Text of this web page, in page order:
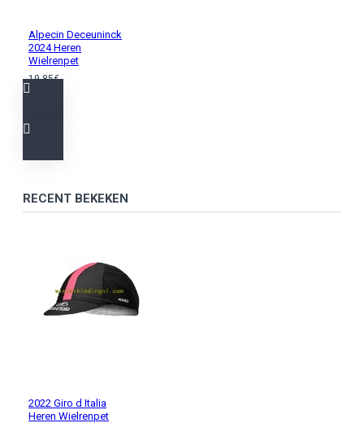
Alpecin Deceuninck
2024 Heren
Wielrenpet
19,85€
RECENT BEKEKEN
2022 Giro d Italia
Heren Wielrenpet